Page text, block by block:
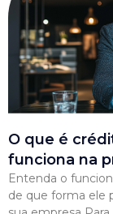
O que é
funciona na
Entenda o
de que forma ele